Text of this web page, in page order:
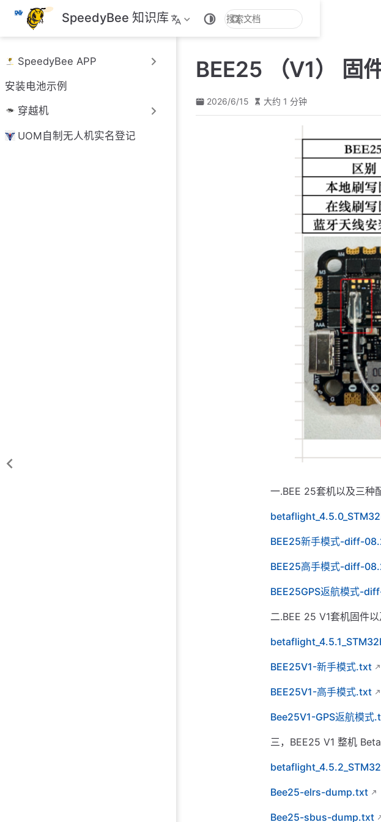
跳
主
內
容
SpeedyBee 知识库
SpeedyBee APP
安装电池示例
穿越机
UOM自制无人机实名登记
BEE25 （V1） 固
2026/6/15 大约 1 分钟
一.BEE 25套机以及三种
BEE25新手模式-diff-
BEE25高手模式-diff-
BEE25GPS返航模式-
二.BEE 25 V1套机固件
BEE25V1-新手模式.txt
BEE25V1-高手模式.txt
Bee25V1-GPS返航模式
三，BEE25 V1 整机
Bee25-elrs-dump.txt
Bee25-sbus-dump.txt